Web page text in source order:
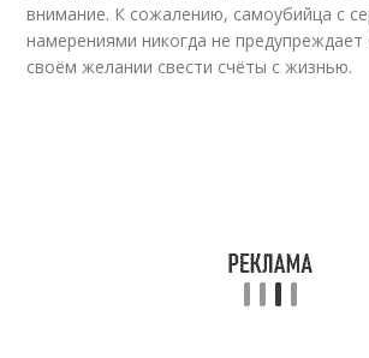
внимание. К сожалению, самоубийца с
намерениями никогда не
своём желании свести счёты с жизнью.